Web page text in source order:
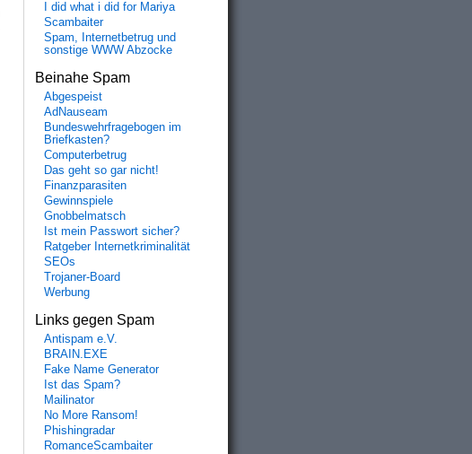
I did what i did for Mariya
Scambaiter
Spam, Internetbetrug und
sonstige WWW Abzocke
Beinahe Spam
Abgespeist
AdNauseam
Bundeswehrfragebogen im
Briefkasten?
Computerbetrug
Das geht so gar nicht!
Finanzparasiten
Gewinnspiele
Gnobbelmatsch
Ist mein Passwort sicher?
Ratgeber Internetkriminalität
SEOs
Trojaner-Board
Werbung
Links gegen Spam
Antispam e.V.
BRAIN.EXE
Fake Name Generator
Ist das Spam?
Mailinator
No More Ransom!
Phishingradar
RomanceScambaiter